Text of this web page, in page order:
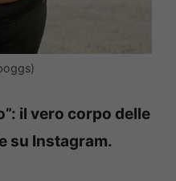
il vero corpo delle
su Instagram.